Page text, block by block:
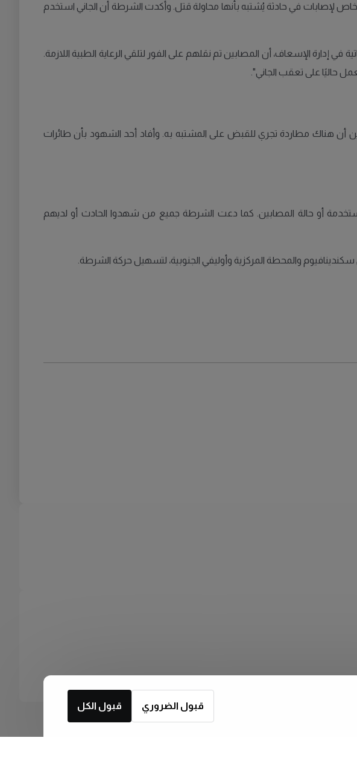
لإصابات في حادثة يُشتبه بأنها محاولة قتل. وأكدت الشرطة أن الجاني استخدم
إدارة الإسعاف، أن المصابين تم نقلهم على الفور لتلقي الرعاية الطبية اللازمة.
حاليًا على تعقب الجاني".
هناك مطاردة تجري للقبض على المشتبه به. وأفاد أحد الشهود بأن طائرات
أو حالة المصابين. كما دعت الشرطة جميع من شهدوا الحادث أو لديهم
والمحطة المركزية وأوليفي الجنوبية، لتسهيل حركة الشرطة.
قبول الكل قبول الضروري